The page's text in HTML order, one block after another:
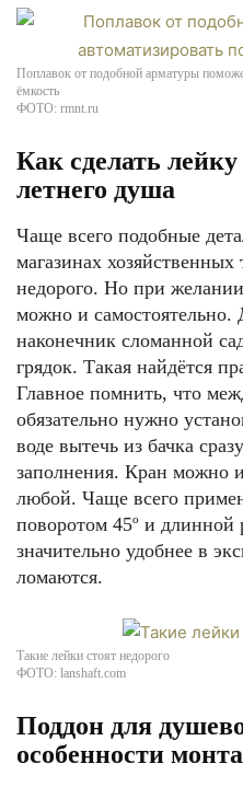
Поплавок от подобной арматуры
ёмкость
ФОТО: rmnt.ru
Как сделать лейку
летнего душа
Чаще всего подобные
магазинах хозяйственных
недорого. Но при
можно и самостоятельно.
наконечник сломанной
грядок. Такая найдётся
Главное помнить, что
обязательно нужно
воде вытечь из бачка
заполнения. Кран можно
любой. Чаще всего
поворотом 45º и длинной
значительно удобнее в
ломаются.
Такие лейки стоят недорого
ФОТО: lanshaft.com
Поддон для
особенности